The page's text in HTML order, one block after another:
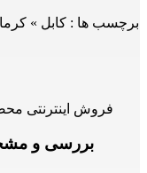
برچسب ها : کابل »
فروش اینترنتی